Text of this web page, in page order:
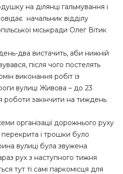
на ділянці гальмування і
начальник відділу
міськради Олег Вітик
два вистачить, аби нижній
після чого постелять
виконання робіт із
вулиці Живова – до 23
роботи закінчити на тиждень
організації дорожнього руху
перекрита і трошки було
вулиці була звужена
рух з наступного тижня
тут ті самі паркомісця для